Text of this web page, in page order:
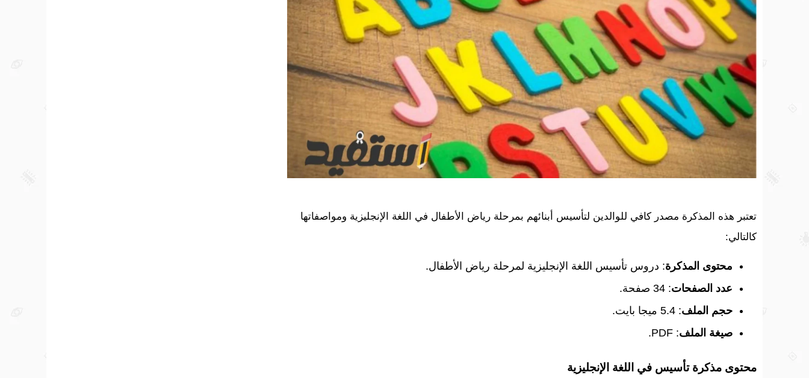
تعتبر هذه المذكرة مصدر كافي للوالدين لتأسيس أبنائهم بمرحلة رياض الأطفال في اللغة الإنجليزية ومواصفاتها
كالتالي:
محتوى المذكرة: دروس تأسيس اللغة الإنجليزية لمرحلة رياض الأطفال.
عدد الصفحات: 34 صفحة.
حجم الملف: 5.4 ميجا بايت.
صيغة الملف: PDF.
محتوى مذكرة تأسيس في اللغة الإنجليزية